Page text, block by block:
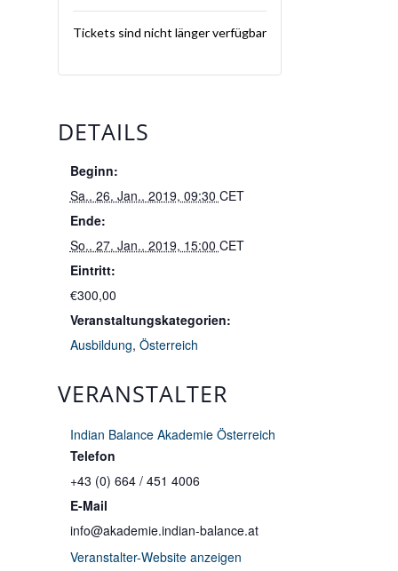
Tickets sind nicht länger verfügbar
DETAILS
Beginn:
Sa.. 26. Jan.. 2019, 09:30 CET
Ende:
So.. 27. Jan.. 2019, 15:00 CET
Eintritt:
€300,00
Veranstaltungskategorien:
Ausbildung, Österreich
VERANSTALTER
Indian Balance Akademie Österreich
Telefon
+43 (0) 664 / 451 4006
E-Mail
info@akademie.indian-balance.at
Veranstalter-Website anzeigen